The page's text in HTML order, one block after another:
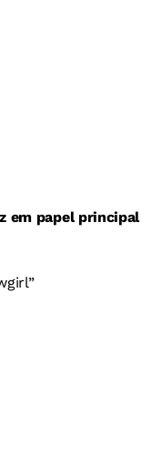
em papel principal